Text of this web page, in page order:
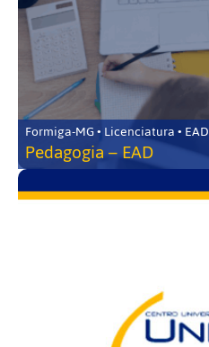
Formiga-MG • Licenciatura • EAD
Pedagogia – EAD